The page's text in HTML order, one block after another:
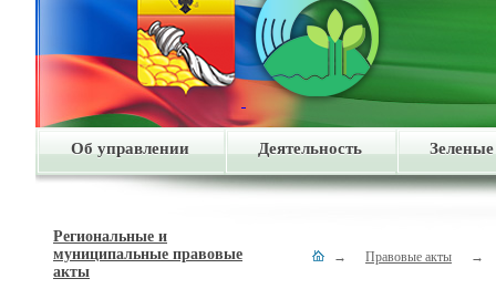
Об управлении Деятельность
Региональные и
муниципальные правовые
акты
→ Правовые акты →